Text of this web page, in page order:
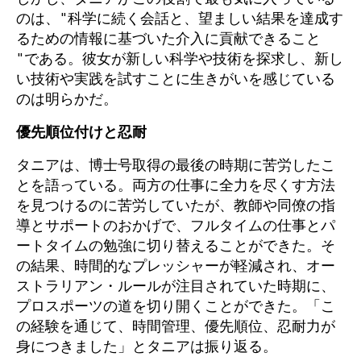
のは、"科学に続く会話と、望ましい結果を達成す
るための情報に基づいた介入に貢献できること
"である。彼女が新しい科学や技術を探求し、新し
い技術や実践を試すことに生きがいを感じている
のは明らかだ。
優先順位付けと忍耐
タニアは、博士号取得の最後の時期に苦労したこ
とを語っている。両方の仕事に全力を尽くす方法
を見つけるのに苦労していたが、教師や同僚の指
導とサポートのおかげで、フルタイムの仕事とパ
ートタイムの勉強に切り替えることができた。そ
の結果、時間的なプレッシャーが軽減され、オー
ストラリアン・ルールが注目されていた時期に、
プロスポーツの道を切り開くことができた。「こ
の経験を通じて、時間管理、優先順位、忍耐力が
身につきました」とタニアは振り返る。